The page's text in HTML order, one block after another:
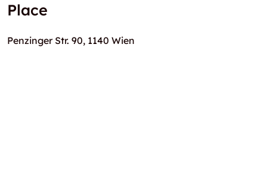
Place
Penzinger Str. 90, 1140 Wien